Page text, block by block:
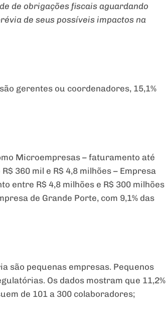
de obrigações fiscais aguardando
de seus possíveis impactos na
gerentes ou coordenadores, 15,1%
Microempresas – faturamento até
360 mil e R$ 4,8 milhões – Empresa
entre R$ 4,8 milhões e R$ 300 milhões
de Grande Porte, com 9,1% das
são pequenas empresas. Pequenos
Os dados mostram que 11,2%
de 101 a 300 colaboradores;